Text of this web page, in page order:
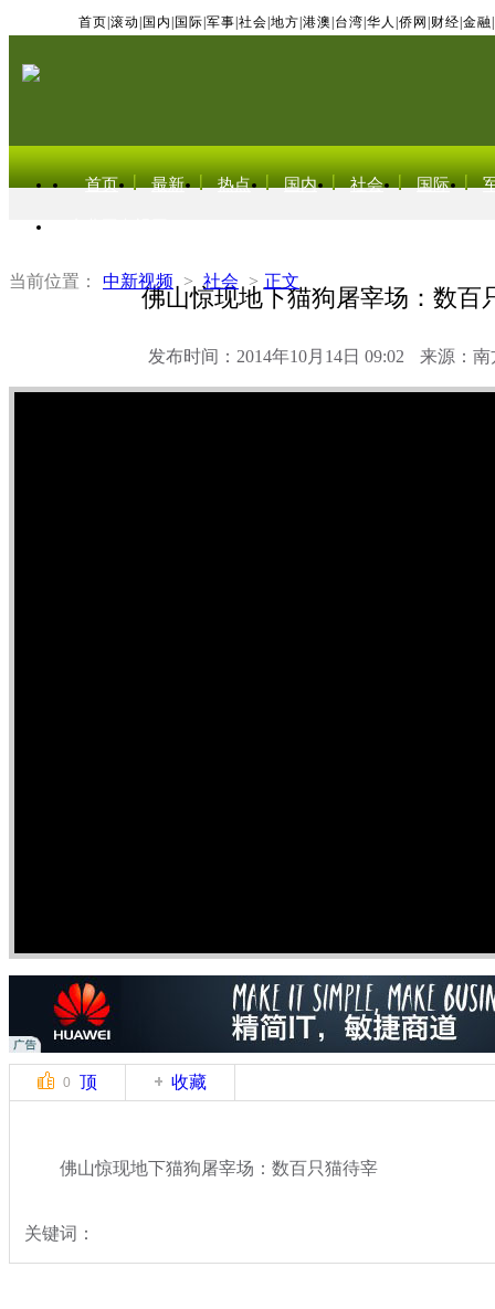
首页 滚动 国内 国际 军事 社会 地方 港澳 台湾 华人 侨网 财经 金融
首页 最新 热点 国内 社会 国际
当前位置： 中新视频 > 社会 > 正文
佛山惊现地下猫狗屠宰场：数百
发布时间：2014年10月14日 09:02 来源：南
0 顶 收藏
佛山惊现地下猫狗屠宰场：数百只猫待宰
关键词：